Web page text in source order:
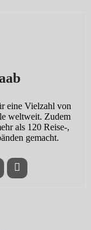
eine Vielzahl von
weltweit. Zudem
als 120 Reise-,
gemacht.